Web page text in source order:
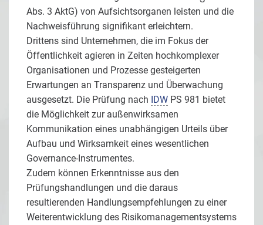
Abs. 3 AktG) von Aufsichtsorganen leisten und die
Nachweisführung signifikant erleichtern.
Drittens sind Unternehmen, die im Fokus der
Öffentlichkeit agieren in Zeiten hochkomplexer
Organisationen und Prozesse gesteigerten
Erwartungen an Transparenz und Überwachung
ausgesetzt. Die Prüfung nach IDW PS 981 bietet
die Möglichkeit zur außenwirksamen
Kommunikation eines unabhängigen Urteils über
Aufbau und Wirksamkeit eines wesentlichen
Governance-Instrumentes.
Zudem können Erkenntnisse aus den
Prüfungshandlungen und die daraus
resultierenden Handlungsempfehlungen zu einer
Weiterentwicklung des Risikomanagementsystems